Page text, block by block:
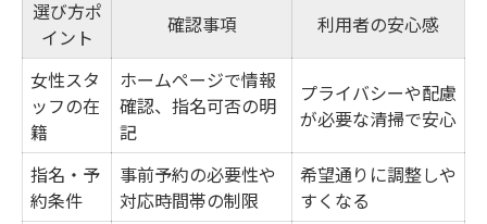
選び方ポ
イント
確認事項 利用者の安心感
女性スタ
ッフの在
籍
ホームページで情報
確認、指名可否の明
記
プライバシーや配慮
が必要な清掃で安心
指名・予
約条件
事前予約の必要性や
対応時間帯の制限
希望通りに調整しや
すくなる